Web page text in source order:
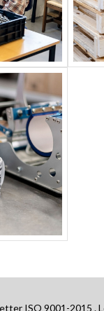
ISO 9001-2015 .